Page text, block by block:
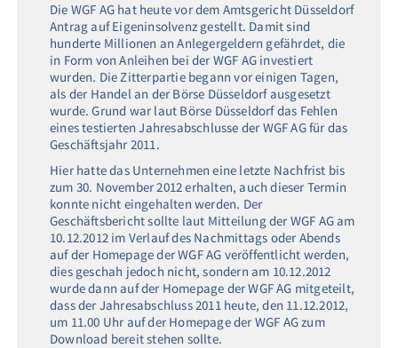
Die WGF AG hat heute vor dem Amtsgericht Düsseldorf
Antrag auf Eigeninsolvenz gestellt. Damit sind
hunderte Millionen an Anlegergeldern gefährdet, die
in Form von Anleihen bei der WGF AG investiert
wurden. Die Zitterpartie begann vor einigen Tagen,
als der Handel an der Börse Düsseldorf ausgesetzt
wurde. Grund war laut Börse Düsseldorf das Fehlen
eines testierten Jahresabschlusse der WGF AG für das
Geschäftsjahr 2011.
Hier hatte das Unternehmen eine letzte Nachfrist bis
zum 30. November 2012 erhalten, auch dieser Termin
konnte nicht eingehalten werden. Der
Geschäftsbericht sollte laut Mitteilung der WGF AG am
10.12.2012 im Verlauf des Nachmittags oder Abends
auf der Homepage der WGF AG veröffentlicht werden,
dies geschah jedoch nicht, sondern am 10.12.2012
wurde dann auf der Homepage der WGF AG mitgeteilt,
dass der Jahresabschluss 2011 heute, den 11.12.2012,
um 11.00 Uhr auf der Homepage der WGF AG zum
Download bereit stehen sollte.